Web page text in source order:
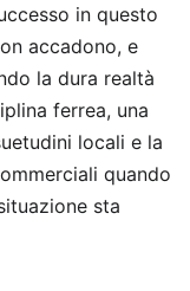
in questo
accadono, e
la dura realtà
ferrea, una
locali e la
quando
sta